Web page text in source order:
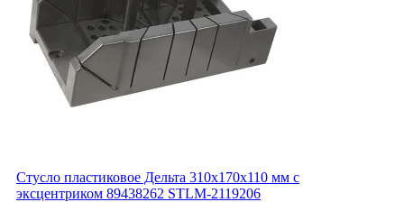
Стусло пластиковое Дельта 310x170x110 мм с
эксцентриком 89438262 STLM-2119206